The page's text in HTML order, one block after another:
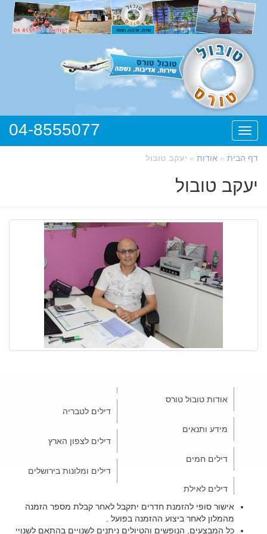
תפריט 04-8555077
דף הבית » אודות » יעקב טובול
יעקב טובול
אודות טובול טורס
מידע ותנאים
דילים חמים
דילים לאילת
דילים לטבריה
דילים לצפון הארץ
דילים ומלונות בירושלים
אישור סופי להזמנת חדרים יתקבל לאחר קבלת מספר הזמנה
מהמלון לאחר ביצוע ההזמנה בפועל .
כל המבצעים, הנופשים והטיולים ניתנים לשנויים בהתאם לשנויי